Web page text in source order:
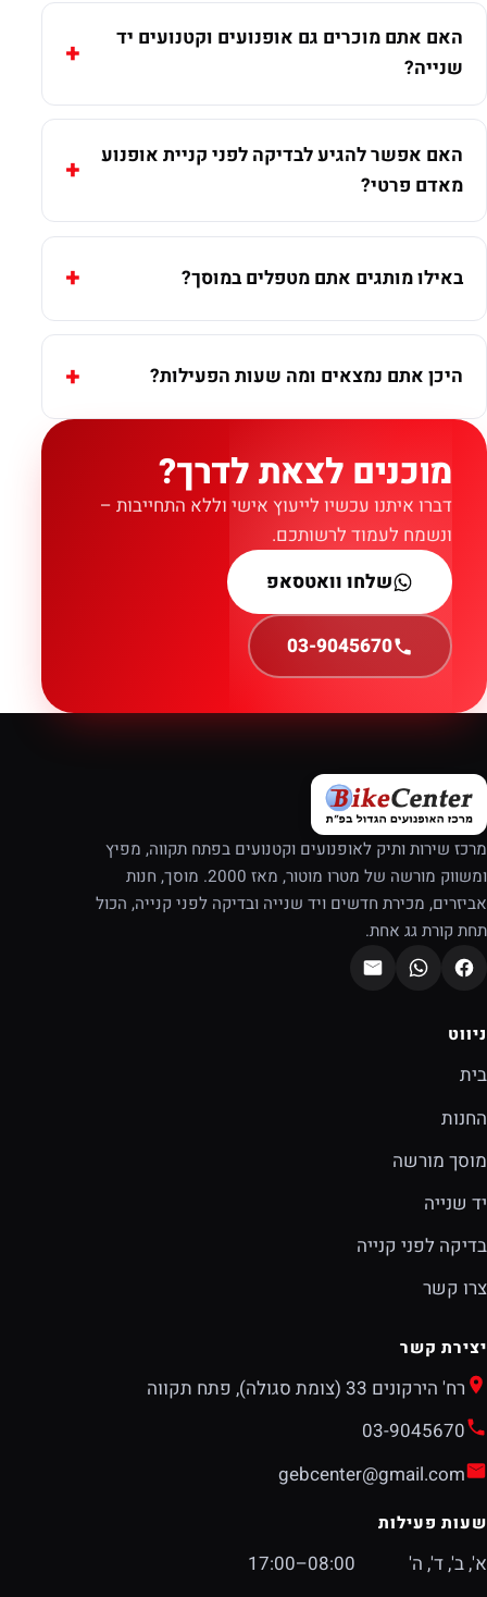
האם אתם מוכרים גם אופנועים וקטנועים יד
שנייה?
האם אפשר להגיע לבדיקה לפני קניית אופנוע
מאדם פרטי?
באילו מותגים אתם מטפלים במוסך?
היכן אתם נמצאים ומה שעות הפעילות?
מוכנים לצאת לדרך?
דברו איתנו עכשיו לייעוץ אישי וללא התחייבות –
ונשמח לעמוד לרשותכם.
שלחו וואטסאפ
03-9045670
מרכז שירות ותיק לאופנועים וקטנועים בפתח תקווה, מפיץ
ומשווק מורשה של מטרו מוטור, מאז 2000. מוסך, חנות
אביזרים, מכירת חדשים ויד שנייה ובדיקה לפני קנייה, הכול
תחת קורת גג אחת.
ניווט
בית
החנות
מוסך מורשה
יד שנייה
בדיקה לפני קנייה
צרו קשר
יצירת קשר
רח' הירקונים 33 (צומת סגולה), פתח תקווה
03-9045670
gebcenter@gmail.com
שעות פעילות
א', ב', ד', ה'
08:00–17:00